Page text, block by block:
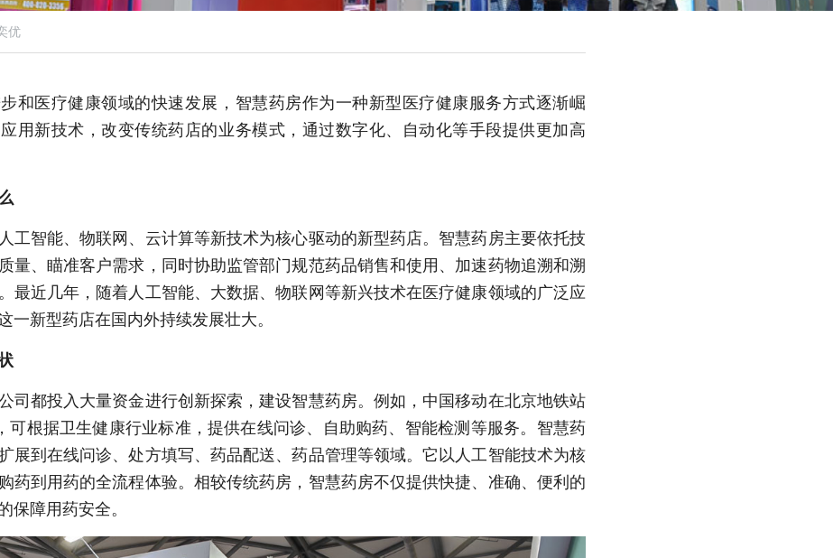
优
和医疗健康领域的快速发展，智慧药房作为一种新型医疗健康服务方式逐渐崛
用新技术，改变传统药店的业务模式，通过数字化、自动化等手段提供更加高
工智能、物联网、云计算等新技术为核心驱动的新型药店。智慧药房主要依托技
量、瞄准客户需求，同时协助监管部门规范药品销售和使用、加速药物追溯和溯
最近几年，随着人工智能、大数据、物联网等新兴技术在医疗健康领域的广泛应
一新型药店在国内外持续发展壮大。
司都投入大量资金进行创新探索，建设智慧药房。例如，中国移动在北京地铁站
可根据卫生健康行业标准，提供在线问诊、自助购药、智能检测等服务。智慧药
展到在线问诊、处方填写、药品配送、药品管理等领域。它以人工智能技术为核
药到用药的全流程体验。相较传统药房，智慧药房不仅提供快捷、准确、便利的
保障用药安全。